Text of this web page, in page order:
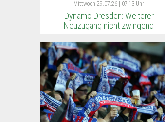
Mittwoch 29.07.26 | 07:13 Uhr
Dynamo Dresden: Weiterer
Neuzugang nicht zwingend